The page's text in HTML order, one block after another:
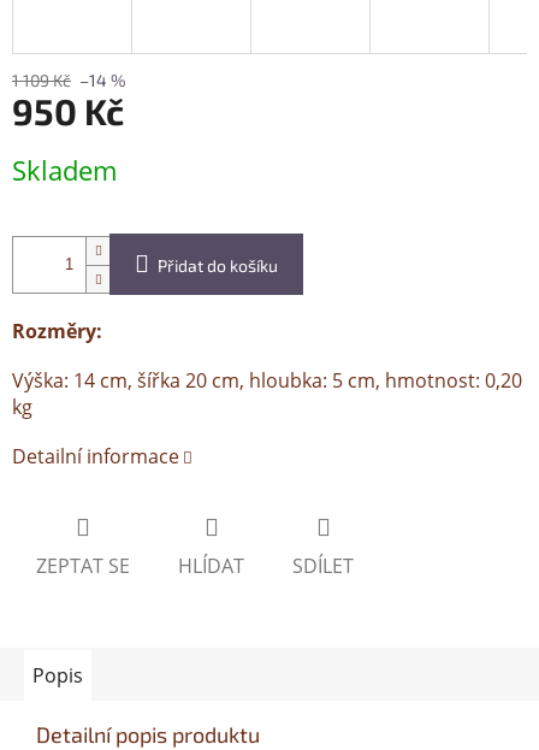
1 109 Kč –14 %
950 Kč
cena:
Skladem
Přidat do košíku
Rozměry:
Výška: 14 cm, šířka 20 cm, hloubka: 5 cm, hmotnost: 0,20
kg
Detailní informace
ZEPTAT SE HLÍDAT SDÍLET
Popis
Detailní popis produktu